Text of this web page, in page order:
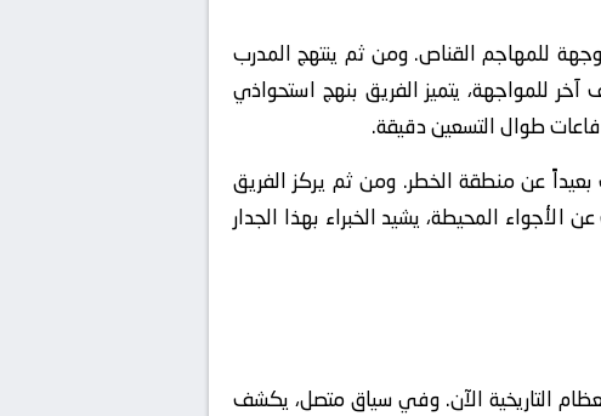
للمهاجم القناص. ومن ثم ينتهج المدرب
للمواجهة، يتميز الفريق بنهج استحواذي
طوال التسعين دقيقة.
عن منطقة الخطر. ومن ثم يركز الفريق
المحيطة، يشيد الخبراء بهذا الجدار
التاريخية الآن. وفي سياق متصل، يكشف